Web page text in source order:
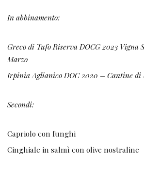
In abbinamento:
Greco di Tufo Riserva DOCG 2023 Vigna
Marzo
Irpinia Aglianico DOC 2020 – Cantine di
Secondi:
Capriolo con funghi
Cinghiale in salmì con olive nostraline